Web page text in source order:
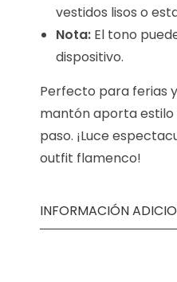
vestidos lisos o
Nota: El tono
dispositivo.
Perfecto para ferias
mantón aporta
paso. ¡Luce
outfit flamenco!
INFORMACIÓN